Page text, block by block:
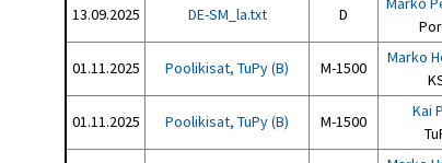
13.09.2025 DE-SM_la.txt D
01.11.2025 Poolikisat, TuPy (B) M-1500
Marko
01.11.2025 Poolikisat, TuPy (B) M-1500
Kai